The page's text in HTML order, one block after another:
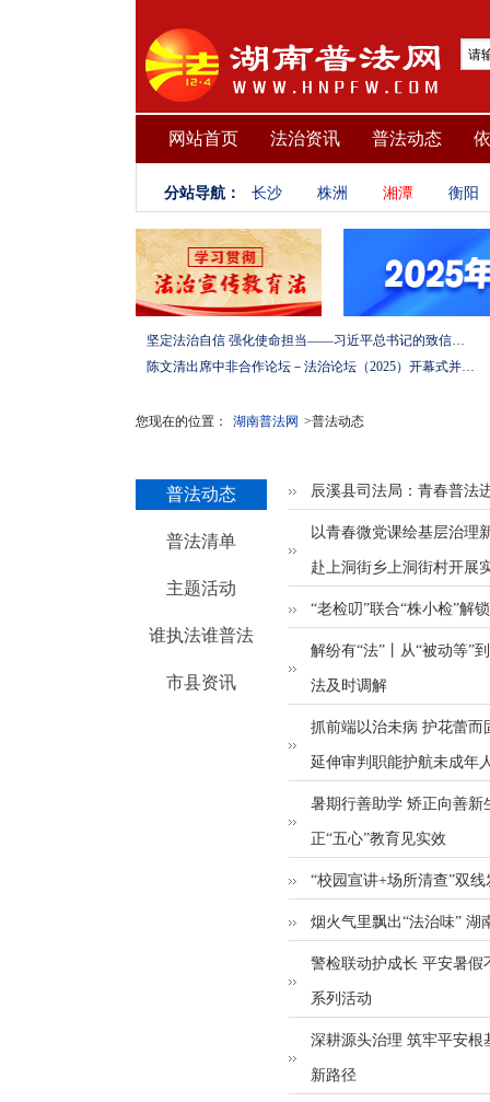
网站首页 法治资讯 普法动态
分站导航： 长沙 株洲 湘潭 衡阳
坚定法治自信 强化使命担当——习近平总书记的致信激励法学法律工作者投身全面依法治国伟大实践
陈文清出席中非合作论坛－法治论坛（2025）开幕式并在湖南调研
您现在的位置： 湖南普法网 >普法动态
普法动态
普法清单
主题活动
谁执法谁普法
市县资讯
辰溪县司法局：青春普法
以青春微党课绘基层治
赴上洞街乡上洞街村开展
“老检叨”联合“株小检”解
解纷有“法”丨从“被动等”
法及时调解
抓前端以治未病 护花蕾而
延伸审判职能护航未成年
暑期行善助学 矫正向善
正“五心”教育见实效
“校园宣讲+场所清查”双
烟火气里飘出“法治味” 湖
警检联动护成长 平安暑
系列活动
深耕源头治理 筑牢平安根
新路径